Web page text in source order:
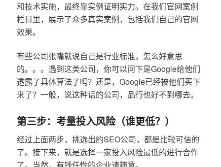
和技术实施，最终靠实例证明实力。在我们官网案例
栏目里，展示了众多真实案例，包括我们自己的官网
效果。
有些公司张嘴就说自己是行业标准，怎么好意思
的。。。遇到这类公司，你可以问下是Google给他们
透露了具体算法了吗？还是，Google已经被他们买下
来了？一般，说这种话的公司，品行也好不到哪去。
第三步：考量投入风险（谁更低？）
经过上面两步，挑选出的SEO公司，都是比较可信的
了。接下来，就是选择一家投入风险最低的进行合作